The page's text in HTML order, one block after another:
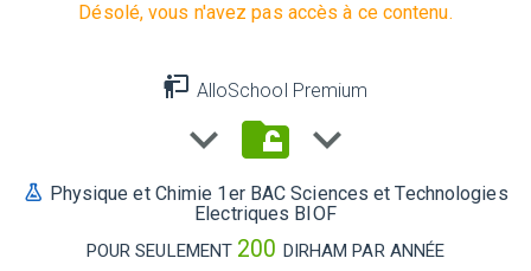
Désolé, vous n'avez pas accès à ce contenu.
AlloSchool Premium
Physique et Chimie 1er BAC Sciences et Technologies
Electriques BIOF
POUR SEULEMENT 200 DIRHAM PAR ANNÉE